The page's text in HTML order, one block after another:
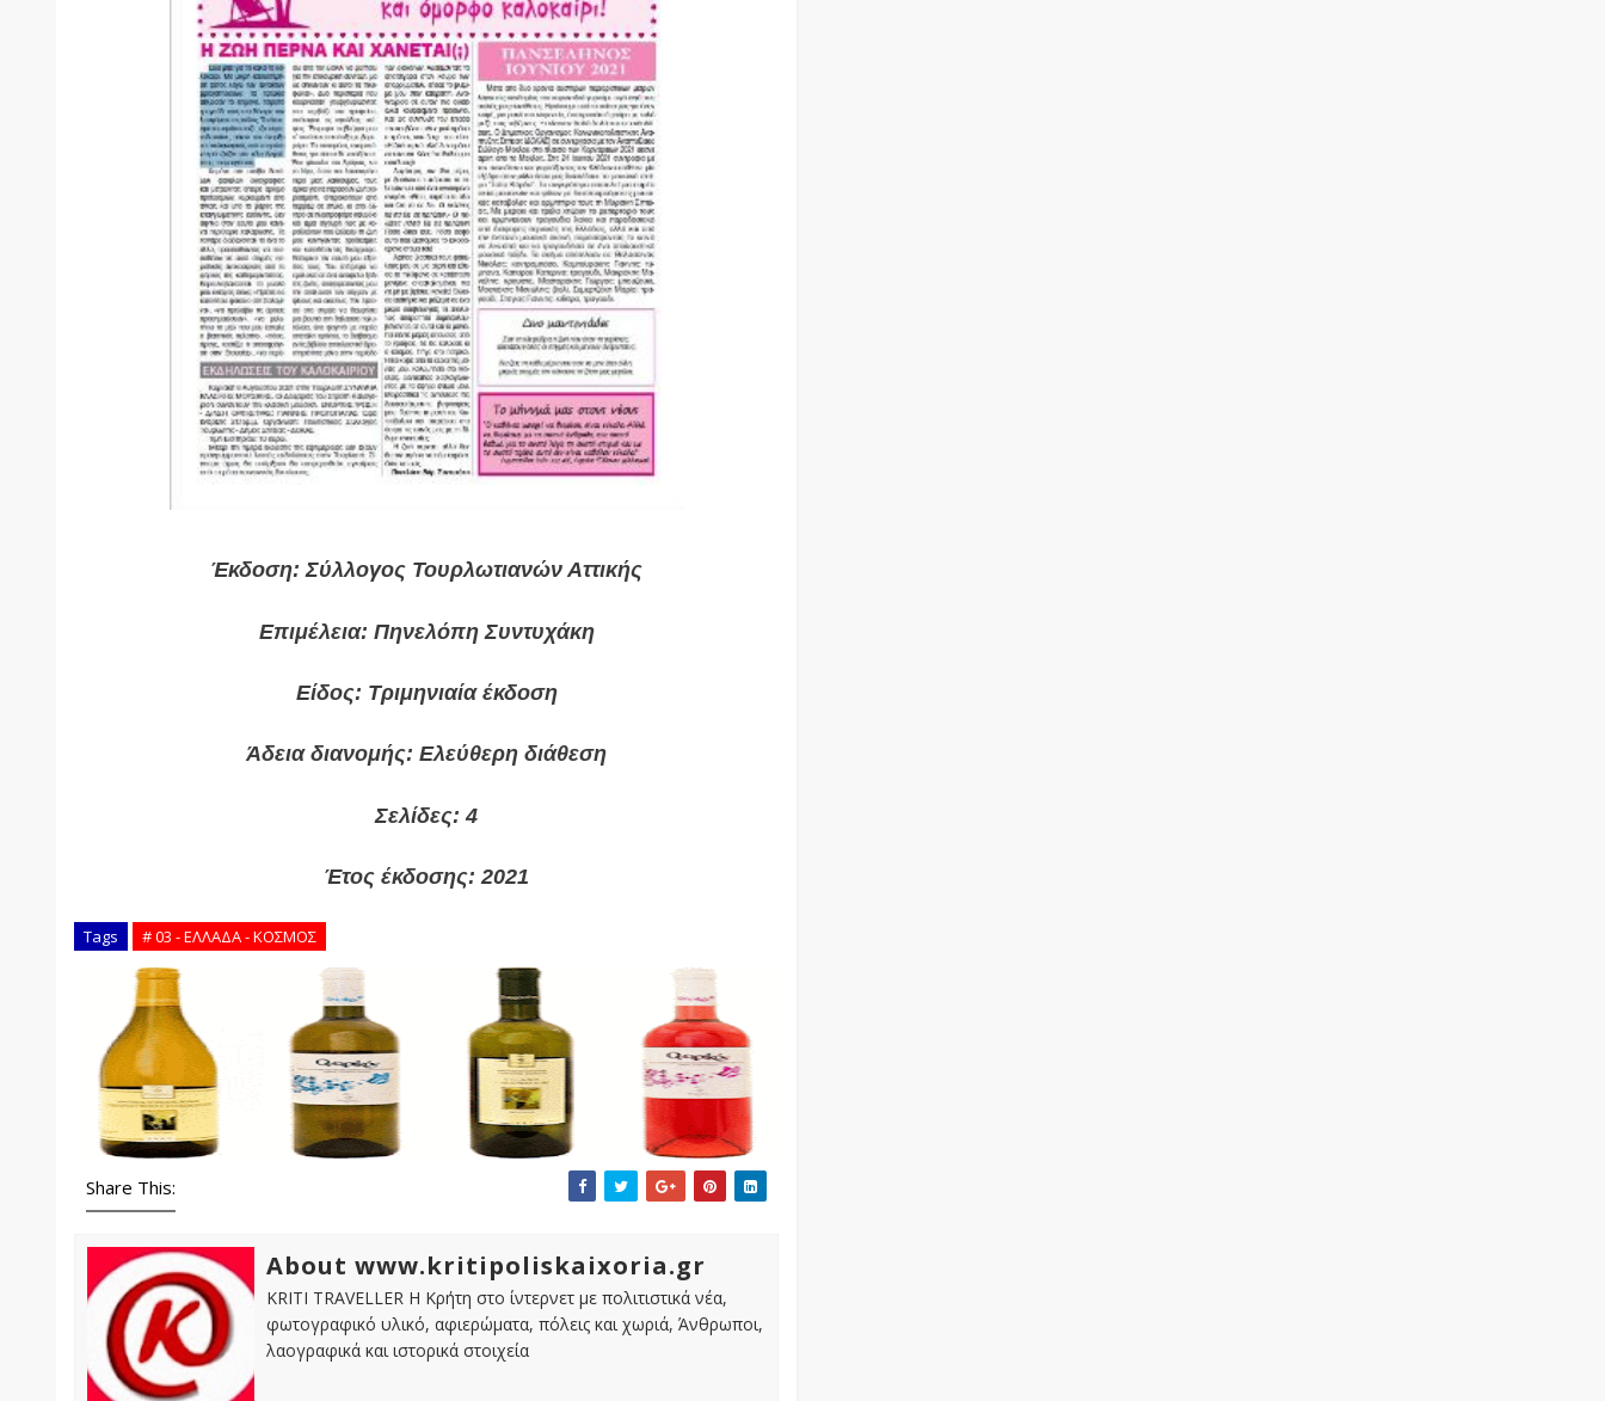
Έκδοση: Σύλλογος Τουρλωτιανών Αττικής
Επιμέλεια: Πηνελόπη Συντυχάκη
Είδος: Τριμηνιαία έκδοση
Άδεια διανομής: Ελεύθερη διάθεση
Σελίδες: 4
Έτος έκδοσης: 2021
Tags # 03 - ΕΛΛΑΔΑ - ΚΟΣΜΟΣ
Share This:
About www.kritipoliskaixoria.gr
KRITI TRAVELLER Η Κρήτη στο ίντερνετ με πολιτιστικά νέα,
φωτογραφικό υλικό, αφιερώματα, πόλεις και χωριά, Άνθρωποι,
λαογραφικά και ιστορικά στοιχεία